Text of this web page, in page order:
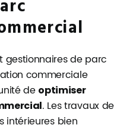
gestionnaires de parc
commerciale
de optimiser
. Les travaux de
intérieures bien